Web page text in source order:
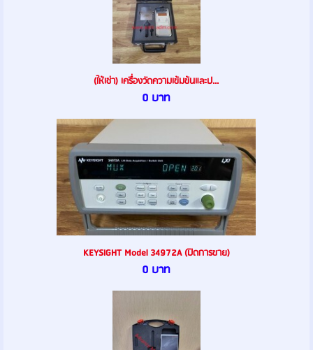
(ให้เช่า) เครื่องวัดความเข้มข้นและป...
0 บาท
KEYSIGHT Model 34972A (ปิดการขาย)
0 บาท